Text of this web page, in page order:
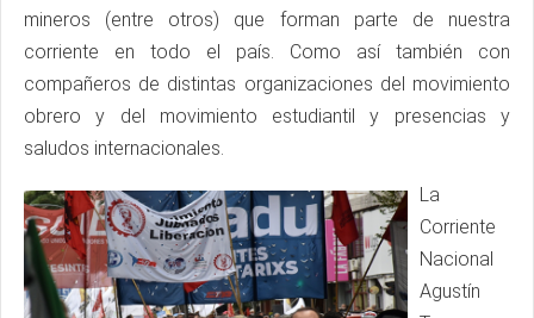
mineros (entre otros) que forman parte de nuestra
corriente en todo el país. Como así también con
compañeros de distintas organizaciones del movimiento
obrero y del movimiento estudiantil y presencias y
saludos internacionales.
La
Corriente
Nacional
Agustín